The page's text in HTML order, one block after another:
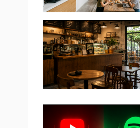
Đời sống
Nhà đẹp
Tình yêu - Gia đình
Blog